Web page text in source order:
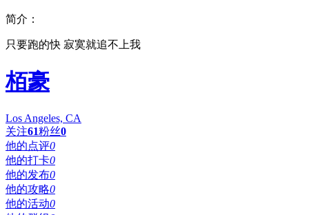
简介：
只要跑的快 寂寞就追不上我
栢豪
Los Angeles, CA
关注61粉丝0
他的点评0
他的打卡0
他的发布0
他的攻略0
他的活动0